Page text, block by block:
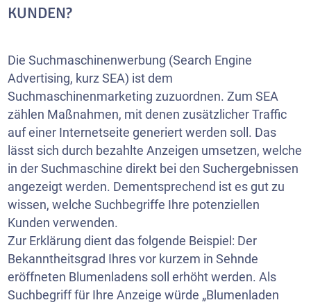
KUNDEN?
Die Suchmaschinenwerbung (Search Engine
Advertising, kurz SEA) ist dem
Suchmaschinenmarketing zuzuordnen. Zum SEA
zählen Maßnahmen, mit denen zusätzlicher Traffic
auf einer Internetseite generiert werden soll. Das
lässt sich durch bezahlte Anzeigen umsetzen, welche
in der Suchmaschine direkt bei den Suchergebnissen
angezeigt werden. Dementsprechend ist es gut zu
wissen, welche Suchbegriffe Ihre potenziellen
Kunden verwenden.
Zur Erklärung dient das folgende Beispiel: Der
Bekanntheitsgrad Ihres vor kurzem in Sehnde
eröffneten Blumenladens soll erhöht werden. Als
Suchbegriff für Ihre Anzeige würde „Blumenladen